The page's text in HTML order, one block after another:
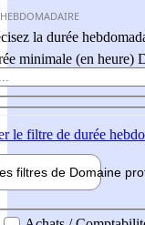
la durée
minimale (en heure)
le filtre de durée
filtres de Domaine pro